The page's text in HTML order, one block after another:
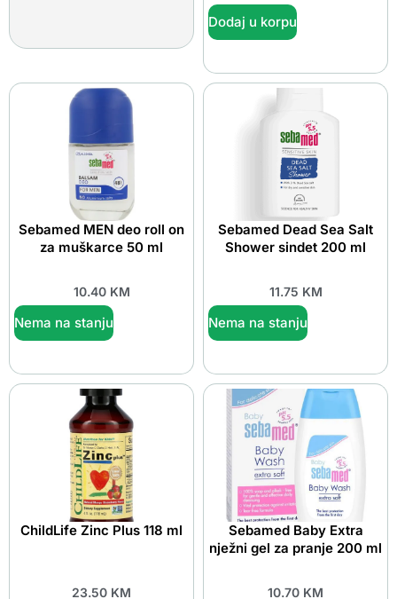
Dodaj u korpu
Sebamed MEN deo roll on
za muškarce 50 ml
10.40 KM
Nema na stanju
Sebamed Dead Sea Salt
Shower sindet 200 ml
11.75 KM
Nema na stanju
ChildLife Zinc Plus 118 ml
23.50 KM
Sebamed Baby Extra
nježni gel za pranje 200 ml
10.70 KM